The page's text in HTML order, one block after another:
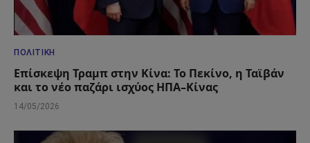
ΠΟΛΙΤΙΚΉ
Επίσκεψη Τραμπ στην Κίνα: Το Πεκίνο, η Ταϊβάν
και το νέο παζάρι ισχύος ΗΠΑ–Κίνας
14/05/2026